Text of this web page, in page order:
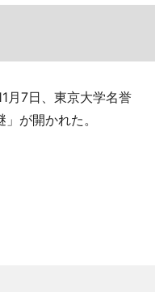
月7日、東京大学名誉
が開かれた。